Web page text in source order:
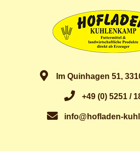
Im Quinhagen 51,
+49 (0) 5251 /
info@hofladen-